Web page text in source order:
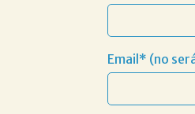
Email* (no